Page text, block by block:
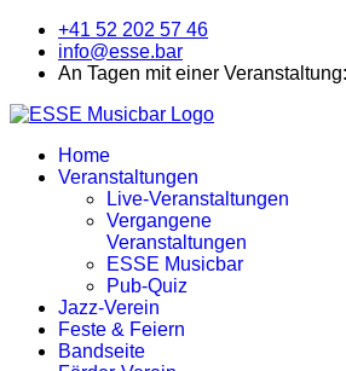
+41 52 202 57 46
info@esse.bar
An Tagen mit einer
Home
Veranstaltungen
Live-Veranstaltungen
Vergangene
Veranstaltungen
ESSE Musicbar
Pub-Quiz
Jazz-Verein
Feste & Feiern
Bandseite